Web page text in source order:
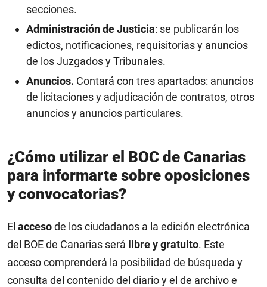
secciones.
Administración de Justicia: se publicarán los
edictos, notificaciones, requisitorias y anuncios
de los Juzgados y Tribunales.
Anuncios. Contará con tres apartados: anuncios
de licitaciones y adjudicación de contratos, otros
anuncios y anuncios particulares.
¿Cómo utilizar el BOC de Canarias
para informarte sobre oposiciones
y convocatorias?
El accesode los ciudadanos a la edición electrónica
del BOE de Canarias será libre y gratuito. Este
acceso comprenderá la posibilidad de búsqueda y
consulta del contenido del diario y el de archivo e